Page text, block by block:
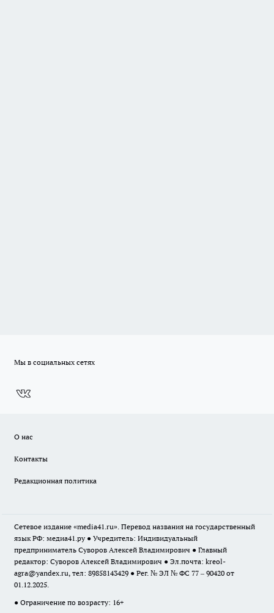
Мы в социальных сетях
О нас
Контакты
Редакционная политика
Сетевое издание «media41.ru». Перевод названия на государственный
язык РФ: медиа41.ру ● Учредитель: Индивидуальный
предприниматель Суворов Алексей Владимирович ● Главный
редактор: Суворов Алексей Владимирович ● Эл.почта: kreol-
agra@yandex.ru, тел: 89858143429 ● Рег. № ЭЛ № ФС 77 – 90420 от
01.12.2025.
● Ограничение по возрасту: 16+